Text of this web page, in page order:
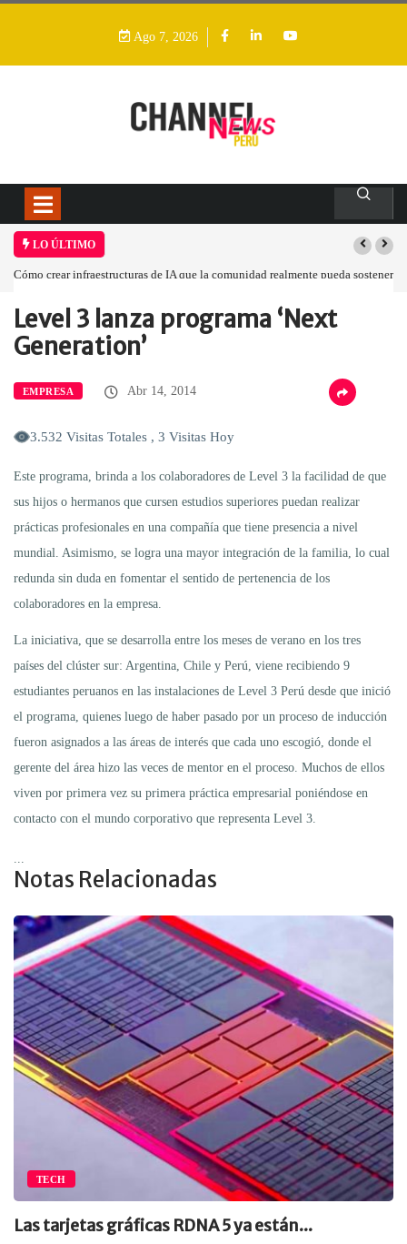
Ago 7, 2026
LO ÚLTIMO
Cómo crear infraestructuras de IA que la comunidad realmente pueda sostener
Home Empresa Level 3 lanza…
Level 3 lanza programa ‘Next
Generation’
EMPRESA Abr 14, 2014
3.532 Visitas Totales , 3 Visitas Hoy
Este programa, brinda a los colaboradores de Level 3 la facilidad de que
sus hijos o hermanos que cursen estudios superiores puedan realizar
prácticas profesionales en una compañía que tiene presencia a nivel
mundial. Asimismo, se logra una mayor integración de la familia, lo cual
redunda sin duda en fomentar el sentido de pertenencia de los
colaboradores en la empresa.
La iniciativa, que se desarrolla entre los meses de verano en los tres
países del clúster sur: Argentina, Chile y Perú, viene recibiendo 9
estudiantes peruanos en las instalaciones de Level 3 Perú desde que inició
el programa, quienes luego de haber pasado por un proceso de inducción
fueron asignados a las áreas de interés que cada uno escogió, donde el
gerente del área hizo las veces de mentor en el proceso. Muchos de ellos
viven por primera vez su primera práctica empresarial poniéndose en
contacto con el mundo corporativo que representa Level 3.
Notas Relacionadas
TECH
Las tarjetas gráficas RDNA 5 ya están...